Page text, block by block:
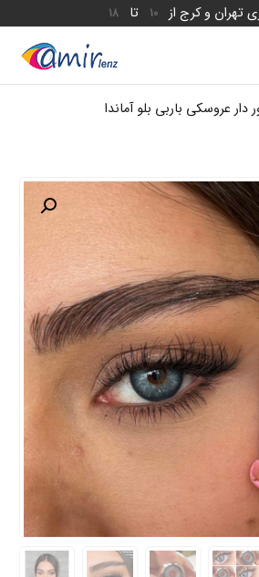
تهران و کرج از 10 تا 18
عروسکی باربی بلو آماندا